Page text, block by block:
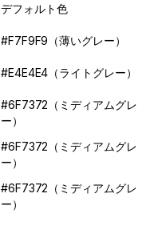
デフォルト色
#F7F9F9（薄いグレー）
#E4E4E4（ライトグレー）
#6F7372（ミディアムグレ
ー）
#6F7372（ミディアムグレ
ー）
#6F7372（ミディアムグレ
ー）